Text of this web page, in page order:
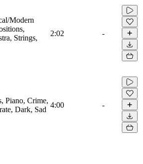
Modern
Strings,
2:02 -
Piano, Crime,
Dark, Sad
4:00 -